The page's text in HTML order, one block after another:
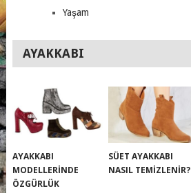
Yaşam
AYAKKABI
AYAKKABI
MODELLERINDE
ÖZGÜRLÜK
SÜET AYAKKABI
NASIL TEMIZLENIR?